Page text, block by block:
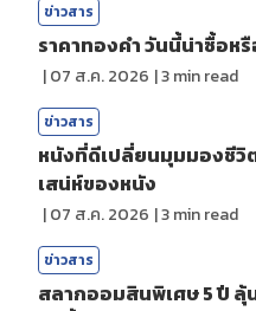
ข่าวสาร
ราคาทองคํา วันนี้น่าซื้อห
|07 ส.ค. 2026 |3min read
ข่าวสาร
หนังที่ดีเปลี่ยนมุมมองชีวิต
เสน่ห์ของหนัง
|07 ส.ค. 2026 |3min read
ข่าวสาร
สลากออมสินพิเศษ 5 ปี ลุ้